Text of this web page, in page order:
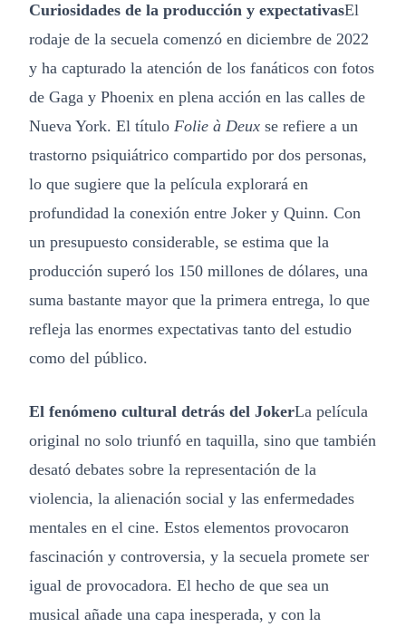
Curiosidades de la producción y expectativasEl
rodaje de la secuela comenzó en diciembre de 2022
y ha capturado la atención de los fanáticos con fotos
de Gaga y Phoenix en plena acción en las calles de
Nueva York. El título Folie à Deux se refiere a un
trastorno psiquiátrico compartido por dos personas,
lo que sugiere que la película explorará en
profundidad la conexión entre Joker y Quinn. Con
un presupuesto considerable, se estima que la
producción superó los 150 millones de dólares, una
suma bastante mayor que la primera entrega, lo que
refleja las enormes expectativas tanto del estudio
como del público.
El fenómeno cultural detrás del JokerLa película
original no solo triunfó en taquilla, sino que también
desató debates sobre la representación de la
violencia, la alienación social y las enfermedades
mentales en el cine. Estos elementos provocaron
fascinación y controversia, y la secuela promete ser
igual de provocadora. El hecho de que sea un
musical añade una capa inesperada, y con la